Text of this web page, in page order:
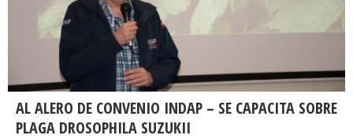
AL ALERO DE CONVENIO INDAP – SE CAPACITA SOBRE
PLAGA DROSOPHILA SUZUKII